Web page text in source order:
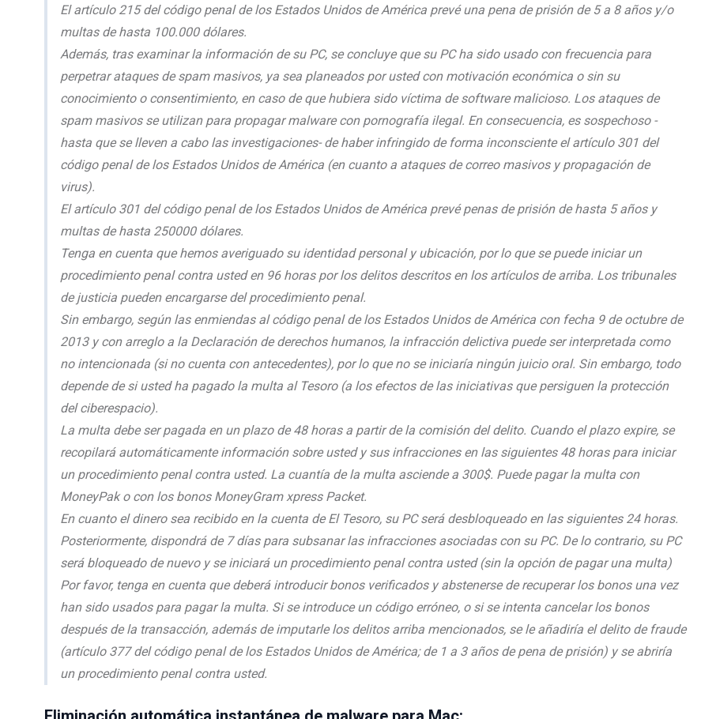
El artículo 215 del código penal de los Estados Unidos de América prevé una pena de prisión de 5 a 8 años y/o
multas de hasta 100.000 dólares.
Además, tras examinar la información de su PC, se concluye que su PC ha sido usado con frecuencia para
perpetrar ataques de spam masivos, ya sea planeados por usted con motivación económica o sin su
conocimiento o consentimiento, en caso de que hubiera sido víctima de software malicioso. Los ataques de
spam masivos se utilizan para propagar malware con pornografía ilegal. En consecuencia, es sospechoso -
hasta que se lleven a cabo las investigaciones- de haber infringido de forma inconsciente el artículo 301 del
código penal de los Estados Unidos de América (en cuanto a ataques de correo masivos y propagación de
virus).
El artículo 301 del código penal de los Estados Unidos de América prevé penas de prisión de hasta 5 años y
multas de hasta 250000 dólares.
Tenga en cuenta que hemos averiguado su identidad personal y ubicación, por lo que se puede iniciar un
procedimiento penal contra usted en 96 horas por los delitos descritos en los artículos de arriba. Los tribunales
de justicia pueden encargarse del procedimiento penal.
Sin embargo, según las enmiendas al código penal de los Estados Unidos de América con fecha 9 de octubre de
2013 y con arreglo a la Declaración de derechos humanos, la infracción delictiva puede ser interpretada como
no intencionada (si no cuenta con antecedentes), por lo que no se iniciaría ningún juicio oral. Sin embargo, todo
depende de si usted ha pagado la multa al Tesoro (a los efectos de las iniciativas que persiguen la protección
del ciberespacio).
La multa debe ser pagada en un plazo de 48 horas a partir de la comisión del delito. Cuando el plazo expire, se
recopilará automáticamente información sobre usted y sus infracciones en las siguientes 48 horas para iniciar
un procedimiento penal contra usted. La cuantía de la multa asciende a 300$. Puede pagar la multa con
MoneyPak o con los bonos MoneyGram xpress Packet.
En cuanto el dinero sea recibido en la cuenta de El Tesoro, su PC será desbloqueado en las siguientes 24 horas.
Posteriormente, dispondrá de 7 días para subsanar las infracciones asociadas con su PC. De lo contrario, su PC
será bloqueado de nuevo y se iniciará un procedimiento penal contra usted (sin la opción de pagar una multa)
Por favor, tenga en cuenta que deberá introducir bonos verificados y abstenerse de recuperar los bonos una vez
han sido usados para pagar la multa. Si se introduce un código erróneo, o si se intenta cancelar los bonos
después de la transacción, además de imputarle los delitos arriba mencionados, se le añadiría el delito de fraude
(artículo 377 del código penal de los Estados Unidos de América; de 1 a 3 años de pena de prisión) y se abriría
un procedimiento penal contra usted.